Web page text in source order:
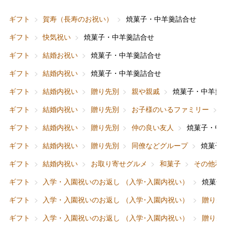
ギフト 賀寿（長寿のお祝い）
焼菓子・中羊羹詰合せ
ギフト
快気祝い
焼菓子・中羊羹詰合せ
ギフト
結婚お祝い
焼菓子・中羊羹詰合せ
ギフト
結婚内祝い
焼菓子・中羊羹詰合せ
ギフト
結婚内祝い 贈り先別 親や親戚
焼菓子・中羊羹
ギフト
結婚内祝い 贈り先別 お子様のいるファミリー
ギフト
結婚内祝い 贈り先別 仲の良い友人
焼菓子・中
ギフト
結婚内祝い 贈り先別 同僚などグループ
焼菓子
ギフト
結婚内祝い お取り寄せグルメ 和菓子
その他和
ギフト
入学・入園祝いのお返し （入学･入園内祝い）
焼菓
ギフト
入学・入園祝いのお返し （入学･入園内祝い）
贈り先
ギフト
入学・入園祝いのお返し （入学･入園内祝い） 贈り先